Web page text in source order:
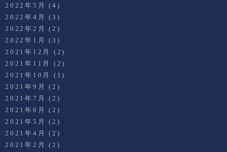
2022年5月
(4)
2022年4月
(3)
2022年2月
(2)
2022年1月
(3)
2021年12月
(2)
2021年11月
(2)
2021年10月
(1)
2021年9月
(2)
2021年7月
(2)
2021年6月
(2)
2021年5月
(2)
2021年4月
(2)
2021年2月
(2)